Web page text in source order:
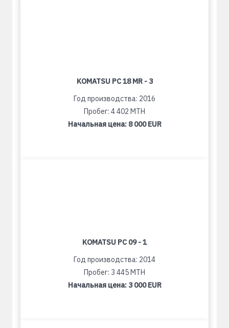
KOMATSU PC 18 MR - 3
Год производства: 2016
Пробег: 4 402 MTH
Начальная цена: 8 000 EUR
KOMATSU PC 09 - 1
Год производства: 2014
Пробег: 3 445 MTH
Начальная цена: 3 000 EUR